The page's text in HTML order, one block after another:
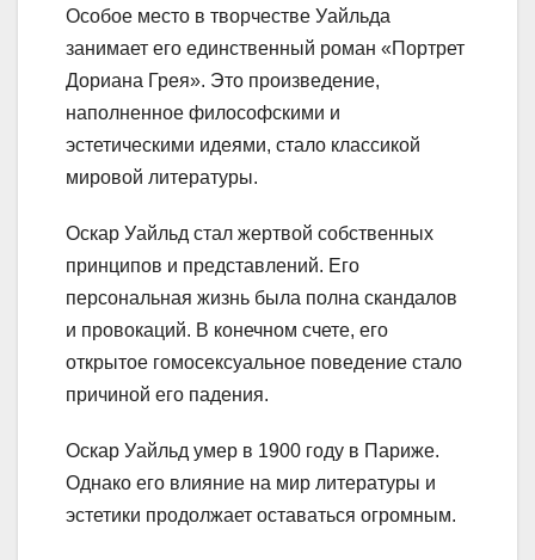
Особое место в творчестве Уайльда
занимает его единственный роман «Портрет
Дориана Грея». Это произведение,
наполненное философскими и
эстетическими идеями, стало классикой
мировой литературы.
Оскар Уайльд стал жертвой собственных
принципов и представлений. Его
персональная жизнь была полна скандалов
и провокаций. В конечном счете, его
открытое гомосексуальное поведение стало
причиной его падения.
Оскар Уайльд умер в 1900 году в Париже.
Однако его влияние на мир литературы и
эстетики продолжает оставаться огромным.